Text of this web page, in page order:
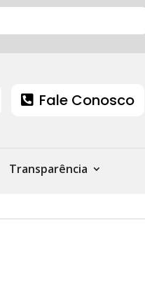
Fale Conosco
Transparência